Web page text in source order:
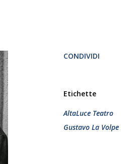
CONDIVIDI
Etichette
AltaLuce Teatro
Gustavo La Volpe